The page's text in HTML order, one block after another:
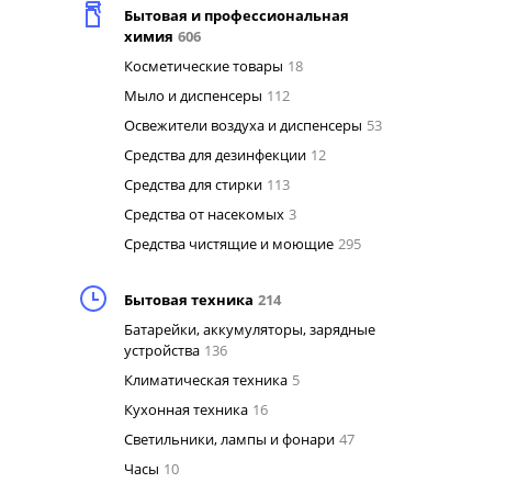
Бытовая и профессиональная
химия 606
Косметические товары 18
Мыло и диспенсеры 112
Освежители воздуха и диспенсеры 53
Средства для дезинфекции 12
Средства для стирки 113
Средства от насекомых 3
Средства чистящие и моющие 295
Бытовая техника 214
Батарейки, аккумуляторы, зарядные
устройства 136
Климатическая техника 5
Кухонная техника 16
Светильники, лампы и фонари 47
Часы 10